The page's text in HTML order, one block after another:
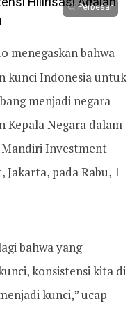
Perbesar
menegaskan bahwa
kunci Indonesia untuk
menjadi negara
Kepala Negara dalam
Investment
pada Rabu, 1
bahwa yang
konsistensi kita di
kunci,” ucap